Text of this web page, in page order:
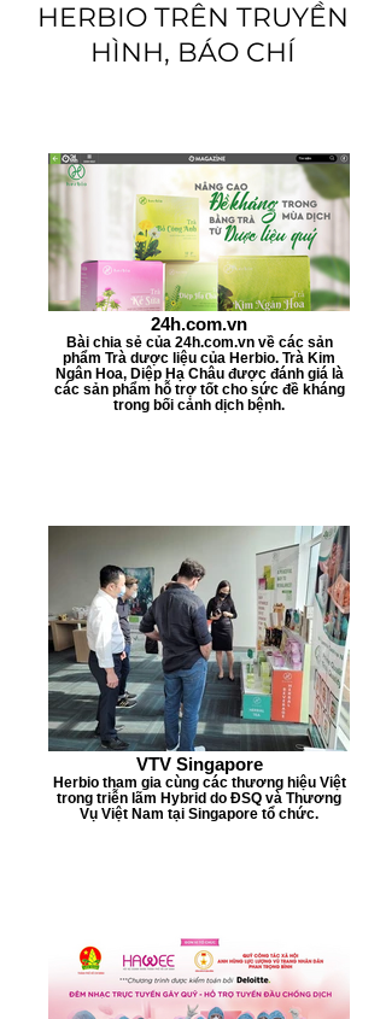
HERBIO TRÊN TRUYỀN
HÌNH, BÁO CHÍ
24h.com.vn
Bài chia sẻ của 24h.com.vn về các sản
phẩm Trà dược liệu của Herbio. Trà Kim
Ngân Hoa, Diệp Hạ Châu được đánh giá là
các sản phẩm hỗ trợ tốt cho sức đề kháng
trong bối cảnh dịch bệnh.
VTV Singapore
Herbio tham gia cùng các thương hiệu Việt
trong triễn lãm Hybrid do ĐSQ và Thương
Vụ Việt Nam tại Singapore tổ chức.